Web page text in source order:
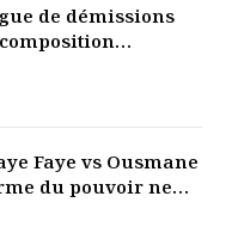
de démissions
Faye vs Ousmane
du pouvoir ne
les liens de la